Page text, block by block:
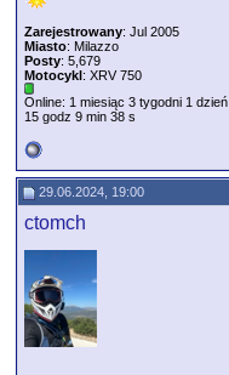
Zarejestrowany: Jul 2005
Miasto: Milazzo
Posty: 5,679
Motocykl: XRV 750
Online: 1 miesiąc 3 tygodni 1 dzień
15 godz 9 min 38 s
29.06.2024, 19:00
ctomch